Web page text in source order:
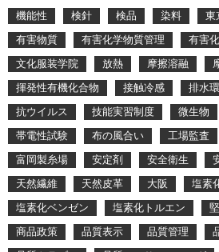
機能性
検針 検品 染料 東
有害物質
有害化学物質管理
有害
文化服装学院
放熱 摩擦溶融
揮発性有機化合物
接触冷感 排水
抗ウイルス
技能実習制度 微生物
帯電性試験
布の風合い 工場監査
富岡製糸場
安定剤 安全衛生
天然繊維
天然皮革 大阪
塩素
塩素化ベンゼン
塩素化トルエン
商品政策
品質表示 品質管理